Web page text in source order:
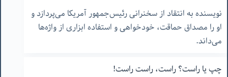
نویسنده به انتقاد از سخنرانی رئیس‌جمهور آمریکا می‌پردازد و
او را مصداق حماقت، خودخواهی و استفاده ابزاری از واژه‌ها
می‌داند.
چپ یا راست؟ راست، راست راست!